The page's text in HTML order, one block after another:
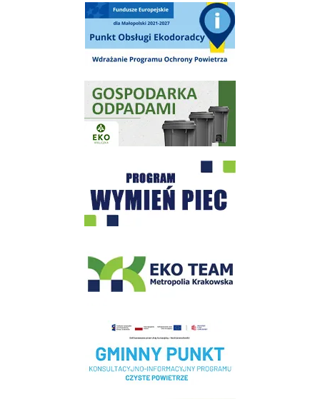
Punkt Obsługi Ekodoradcy Wieliczka
Gospodarka odpadami na terenie Miasta i Gminy Wieliczka
Program "Czyste Powietrze" - Wieliczka
Realizacja Programu Czyste Powietrze w Gminie Wieliczka